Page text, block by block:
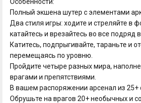
Полный экшена шутер с элементами
Два стиля игры: ходите и стреляйте в
катайтесь и врезайтесь во все подряд
Катитесь, подпрыгивайте, тараньте и
перемещаясь по уровню.
Пройдите четыре разных мира,
врагами и препятствиями.
В вашем распоряжении арсенал из 25+
Обрушьте на врагов 20+ необычных и